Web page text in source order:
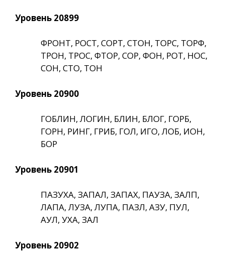
Уровень 20899
ФРОНТ, РОСТ, СОРТ, СТОН, ТОРС, ТОРФ,
ТРОН, ТРОС, ФТОР, СОР, ФОН, РОТ, НОС,
СОН, СТО, ТОН
Уровень 20900
ГОБЛИН, ЛОГИН, БЛИН, БЛОГ, ГОРБ,
ГОРН, РИНГ, ГРИБ, ГОЛ, ИГО, ЛОБ, ИОН,
БОР
Уровень 20901
ПАЗУХА, ЗАПАЛ, ЗАПАХ, ПАУЗА, ЗАЛП,
ЛАПА, ЛУЗА, ЛУПА, ПАЗЛ, АЗУ, ПУЛ,
АУЛ, УХА, ЗАЛ
Уровень 20902